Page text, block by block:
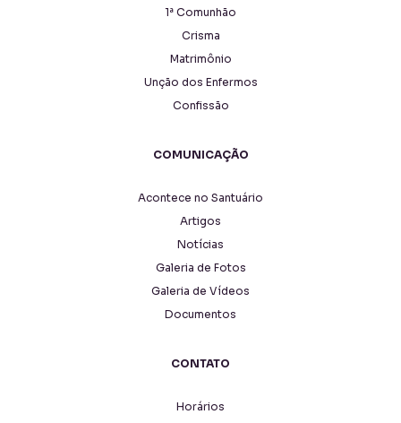
1ª Comunhão
Crisma
Matrimônio
Unção dos Enfermos
Confissão
COMUNICAÇÃO
Acontece no Santuário
Artigos
Notícias
Galeria de Fotos
Galeria de Vídeos
Documentos
CONTATO
Horários